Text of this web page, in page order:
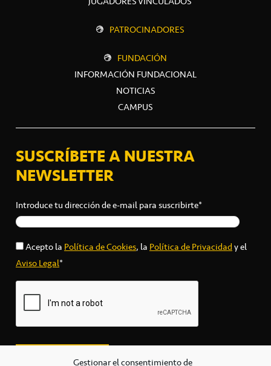
Gestionar el consentimiento de
PATROCINADORES
FUNDACIÓN
INFORMACIÓN FUNDACIONAL
NOTICIAS
CAMPUS
SUSCRÍBETE A NUESTRA
NEWSLETTER
Introduce tu dirección de e-mail para suscribirte*
Acepto laPolítica de Cookies, laPolítica de Privacidady el
Aviso Legal*